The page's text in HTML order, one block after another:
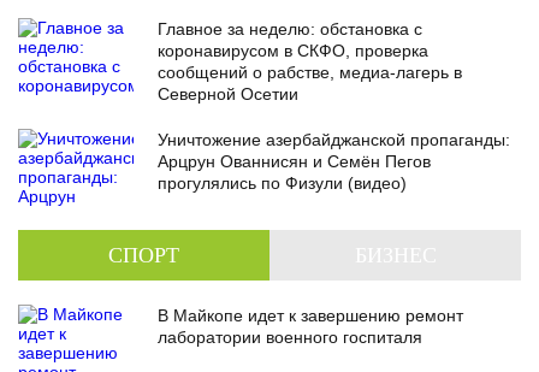
Главное за неделю: обстановка с
коронавирусом в СКФО, проверка
сообщений о рабстве, медиа-лагерь в
Северной Осетии
Уничтожение азербайджанской пропаганды:
Арцрун Ованнисян и Семён Пегов
прогулялись по Физули (видео)
СПОРТ
В Майкопе идет к завершению ремонт
лаборатории военного госпиталя